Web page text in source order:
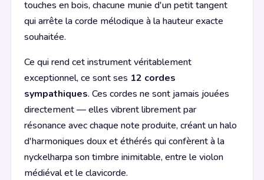
touches en bois, chacune munie d'un petit tangent
qui arrête la corde mélodique à la hauteur exacte
souhaitée.
Ce qui rend cet instrument véritablement
exceptionnel, ce sont ses 12 cordes
sympathiques. Ces cordes ne sont jamais jouées
directement — elles vibrent librement par
résonance avec chaque note produite, créant un halo
d'harmoniques doux et éthérés qui confèrent à la
nyckelharpa son timbre inimitable, entre le violon
médiéval et le clavicorde.